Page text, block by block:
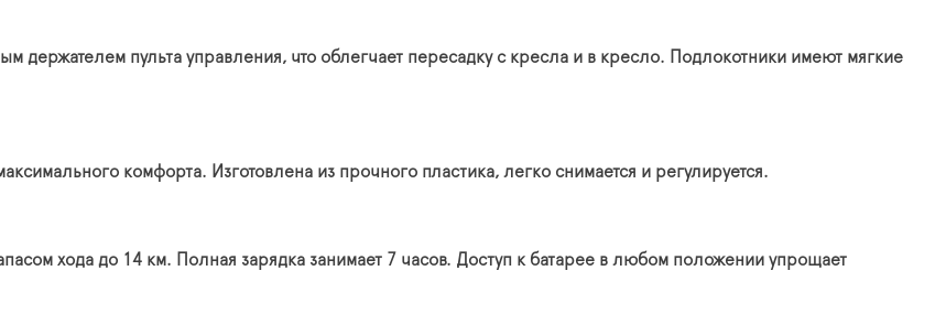
держателем пульта управления, что облегчает пересадку с кресла и в кресло. Подлокотники имеют мягкие
комфорта. Изготовлена из прочного пластика, легко снимается и регулируется.
хода до 14 км. Полная зарядка занимает 7 часов. Доступ к батарее в любом положении упрощает